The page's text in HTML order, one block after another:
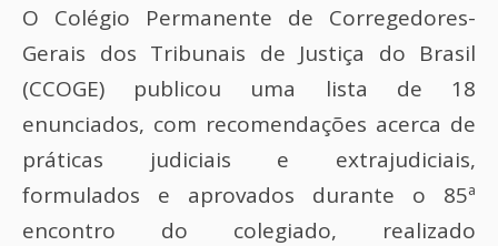
O Colégio Permanente de Corregedores-
Gerais dos Tribunais de Justiça do Brasil
(CCOGE) publicou uma lista de 18
enunciados, com recomendações acerca de
práticas judiciais e extrajudiciais,
formulados e aprovados durante o 85ª
encontro do colegiado, realizado